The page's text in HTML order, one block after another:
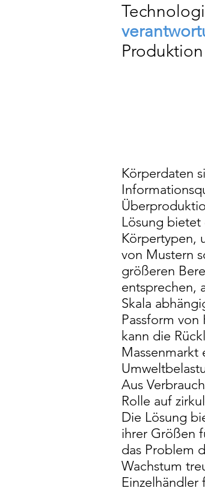
Produktion
Körperdaten
Lösung
Körpertypen,
von Mustern
größeren
entsprechen,
Skala
Passform von
kann die
Massenmarkt
Aus
Rolle auf
Die Lösung
ihrer Größen
das Problem
Wachstum